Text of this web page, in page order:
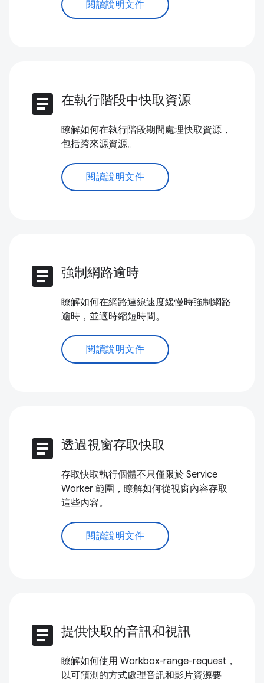
閱讀說明文件
article 在執行階段中快取資源
瞭解如何在執行階段期間處理快取資源，
包括跨來源資源。
閱讀說明文件
article 強制網路逾時
瞭解如何在網路連線速度緩慢時強制網路
逾時，並適時縮短時間。
閱讀說明文件
article 透過視窗存取快取
存取快取執行個體不只僅限於 Service
Worker 範圍，瞭解如何從視窗內容存取
這些內容。
閱讀說明文件
article 提供快取的音訊和視訊
瞭解如何使用 Workbox-range-request，
以可預測的方式處理音訊和影片資源要